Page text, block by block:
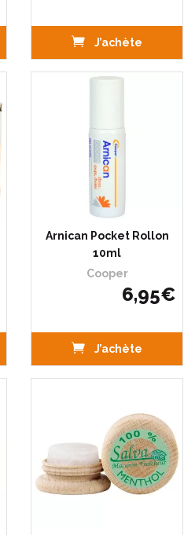
J’achète
Arnican Pocket Rollon
10ml
Cooper
6,95€
J’achète